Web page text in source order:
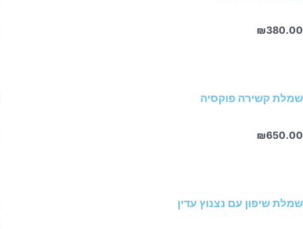
₪380.00
שמלת קשירה פוקסיה
₪650.00
שמלת שיפון עם נצנוץ עדין